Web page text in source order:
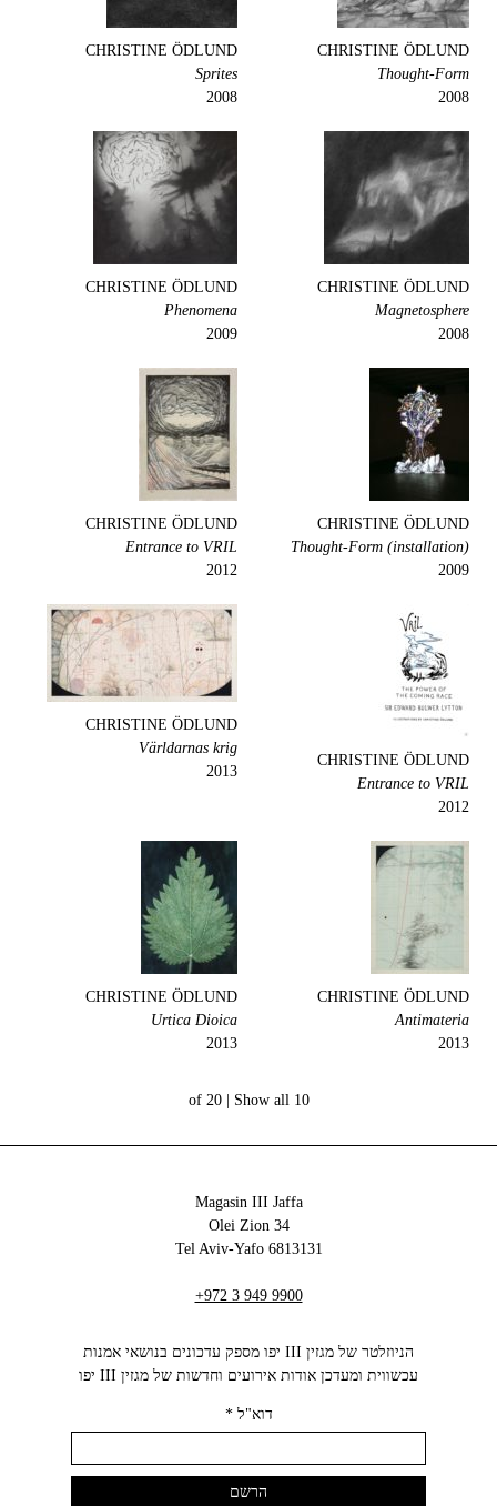
CHRISTINE ÖDLUND
Thought-Form
2008
CHRISTINE ÖDLUND
Sprites
2008
CHRISTINE ÖDLUND
Magnetosphere
2008
CHRISTINE ÖDLUND
Phenomena
2009
CHRISTINE ÖDLUND
Thought-Form (installation)
2009
CHRISTINE ÖDLUND
Entrance to VRIL
2012
CHRISTINE ÖDLUND
Entrance to VRIL
2012
CHRISTINE ÖDLUND
Världarnas krig
2013
CHRISTINE ÖDLUND
Antimateria
2013
CHRISTINE ÖDLUND
Urtica Dioica
2013
10 of 20 |
Show all
Magasin III Jaffa
34 Olei Zion
6813131 Tel Aviv-Yafo
+972 3 949 9900
הניוזלטר של מגזין III יפו מספק עדכונים בנושאי אמנות
עכשווית ומעדכן אודות אירועים וחדשות של מגזין III יפו‬
דוא"ל*